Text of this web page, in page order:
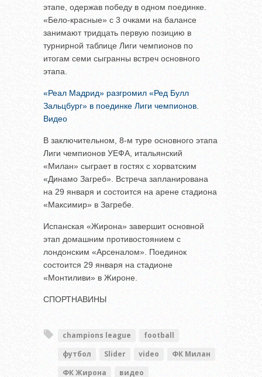
этапе, одержав победу в одном поединке.
«Бело-красные» с 3 очками на балансе
занимают тридцать первую позицию в
турнирной таблице Лиги чемпионов по
итогам семи сыгранны встреч основного
этапа.
«Реал Мадрид» разгромил «Ред Булл
Зальцбург» в поединке Лиги чемпионов.
Видео
В заключительном, 8-м туре основного этапа
Лиги чемпионов УЕФА, итальянский
«Милан» сыграет в гостях с хорватским
«Динамо Загреб». Встреча запланирована
на 29 января и состоится на арене стадиона
«Максимир» в Загребе.
Испанская «Жирона» завершит основной
этап домашним противостоянием с
лондонским «Арсеналом». Поединок
состоится 29 января на стадионе
«Монтиливи» в Жироне.
СПОРТНАВИНЫ
champions league
football
футбол
Slider video
ФК Милан
ФК Жирона
видео